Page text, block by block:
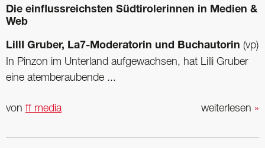
Die einflussreichsten Südtirolerinnen in Medien &
Web
LillI Gruber, La7-Moderatorin und Buchautorin (vp)
In Pinzon im Unterland aufgewachsen, hat Lilli Gruber
eine atemberaubende ...
weiterlesen »
von ff media